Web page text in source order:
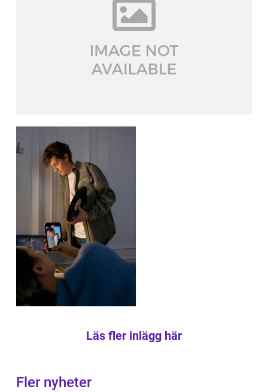
Läs fler inlägg här
Fler nyheter